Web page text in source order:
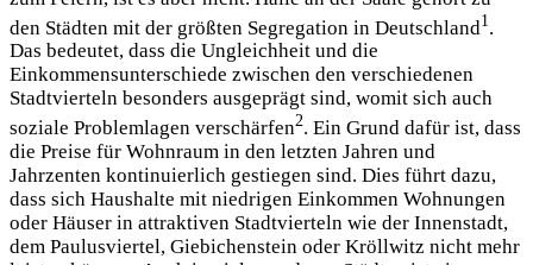
den Städten mit der größten Segregation in Deutschland1.
Das bedeutet, dass die Ungleichheit und die
Einkommensunterschiede zwischen den verschiedenen
Stadtvierteln besonders ausgeprägt sind, womit sich auch
soziale Problemlagen verschärfen2. Ein Grund dafür ist, dass
die Preise für Wohnraum in den letzten Jahren und
Jahrzenten kontinuierlich gestiegen sind. Dies führt dazu,
dass sich Haushalte mit niedrigen Einkommen Wohnungen
oder Häuser in attraktiven Stadtvierteln wie der Innenstadt,
dem Paulusviertel, Giebichenstein oder Kröllwitz nicht mehr